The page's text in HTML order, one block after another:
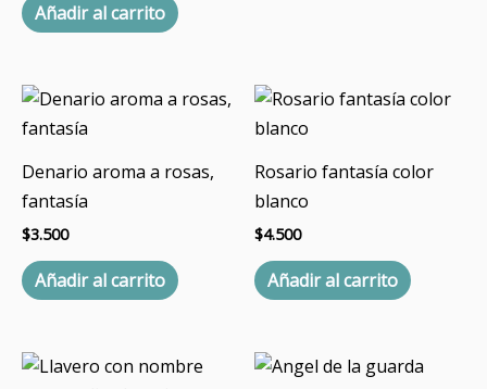
Añadir al carrito
Denario aroma a rosas,
fantasía
$3.500
Añadir al carrito
Rosario fantasía color
blanco
$4.500
Añadir al carrito